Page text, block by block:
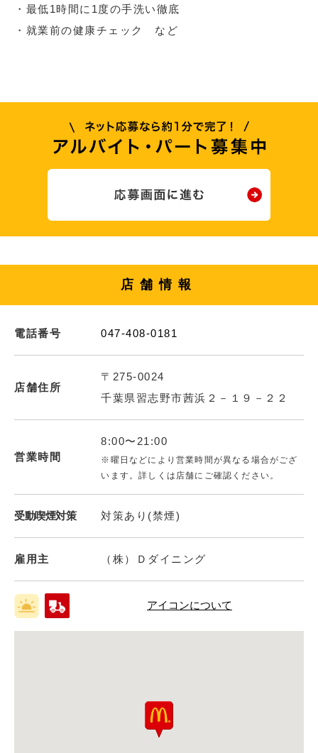
・最低1時間に1度の手洗い徹底
・就業前の健康チェック など
店舗情報
電話番号 047-408-0181
店舗住所
〒275-0024
千葉県習志野市茜浜２－１９－２２
営業時間
8:00〜21:00
※曜日などにより営業時間が異なる場合がござ
います。詳しくは店舗にご確認ください。
受動喫煙対策 対策あり(禁煙)
雇用主 （株）Ｄダイニング
アイコンについて